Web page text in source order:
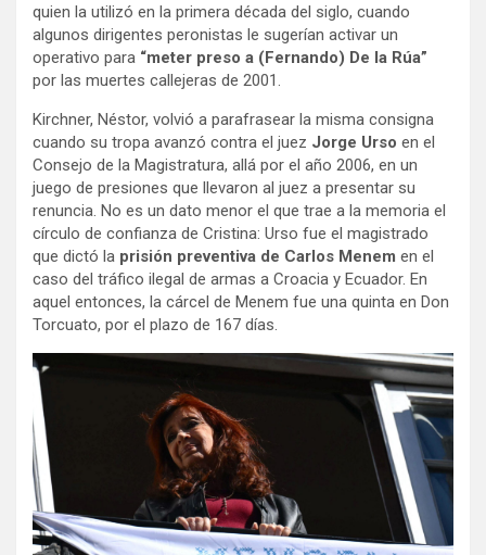
quien la utilizó en la primera década del siglo, cuando
algunos dirigentes peronistas le sugerían activar un
operativo para “meter preso a (Fernando) De la Rúa”
por las muertes callejeras de 2001.
Kirchner, Néstor, volvió a parafrasear la misma consigna
cuando su tropa avanzó contra el juez Jorge Urso en el
Consejo de la Magistratura, allá por el año 2006, en un
juego de presiones que llevaron al juez a presentar su
renuncia. No es un dato menor el que trae a la memoria el
círculo de confianza de Cristina: Urso fue el magistrado
que dictó la prisión preventiva de Carlos Menem en el
caso del tráfico ilegal de armas a Croacia y Ecuador. En
aquel entonces, la cárcel de Menem fue una quinta en Don
Torcuato, por el plazo de 167 días.